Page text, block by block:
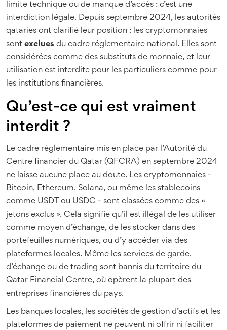
limite technique ou de manque d’accès : c’est une
interdiction légale. Depuis septembre 2024, les autorités
qataries ont clarifié leur position : les cryptomonnaies
sont exclues du cadre réglementaire national. Elles sont
considérées comme des substituts de monnaie, et leur
utilisation est interdite pour les particuliers comme pour
les institutions financières.
Qu’est-ce qui est vraiment
interdit ?
Le cadre réglementaire mis en place par l’Autorité du
Centre financier du Qatar (QFCRA) en septembre 2024
ne laisse aucune place au doute. Les cryptomonnaies -
Bitcoin, Ethereum, Solana, ou même les stablecoins
comme USDT ou USDC - sont classées comme des «
jetons exclus ». Cela signifie qu’il est illégal de les utiliser
comme moyen d’échange, de les stocker dans des
portefeuilles numériques, ou d’y accéder via des
plateformes locales. Même les services de garde,
d’échange ou de trading sont bannis du territoire du
Qatar Financial Centre, où opèrent la plupart des
entreprises financières du pays.
Les banques locales, les sociétés de gestion d’actifs et les
plateformes de paiement ne peuvent ni offrir ni faciliter